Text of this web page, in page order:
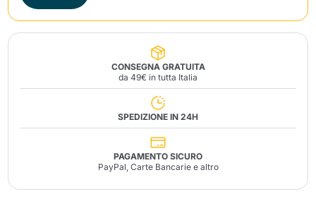
CONSEGNA GRATUITA
da 49€ in tutta Italia
SPEDIZIONE IN 24H
PAGAMENTO SICURO
PayPal, Carte Bancarie e altro